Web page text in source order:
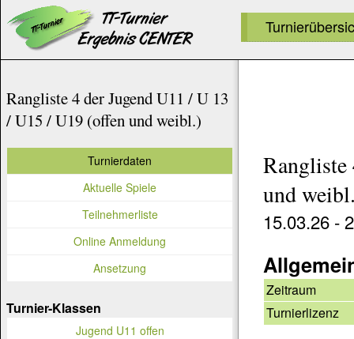
und
15.03.26 -
Zeitraum
Turnierlizenz
Rangliste 4 der Jugend U11 / U 13
/ U15 / U19 (offen und weibl.)
Turnierdaten
Aktuelle Spiele
Teilnehmerliste
Online Anmeldung
Ansetzung
Turnier-Klassen
Jugend U11 offen